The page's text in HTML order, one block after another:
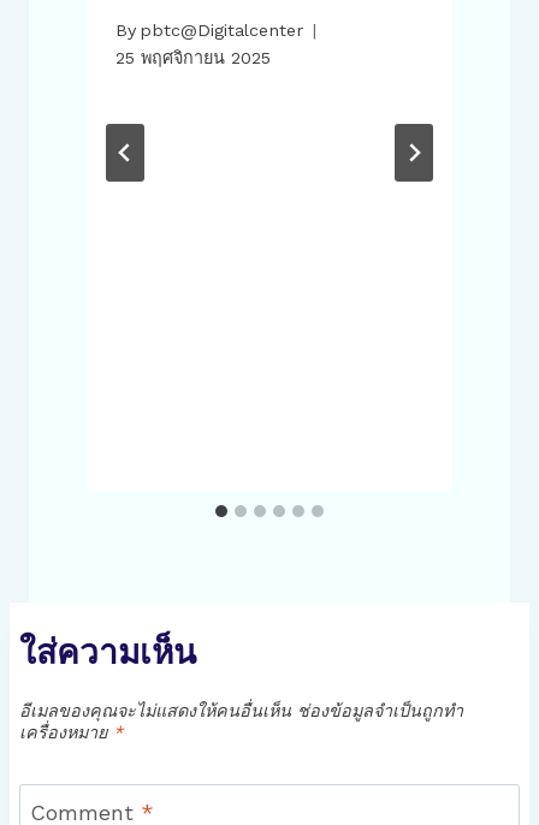
By pbtc@Digitalcenter
25 พฤศจิกายน 2025
ใส่ความเห็น
อีเมลของคุณจะไม่แสดงให้คนอื่นเห็น ช่องข้อมูลจำเป็นถูกทำ
เครื่องหมาย *
Comment *